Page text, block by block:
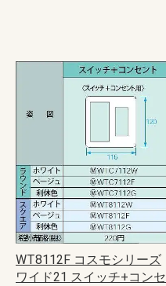
WT8112F コスモシリーズ
ワイド21 スイッチ+コンセ